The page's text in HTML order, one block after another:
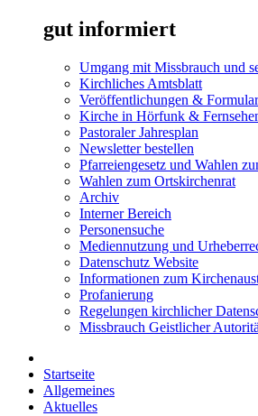
gut informiert
Umgang mit Missbrauch und
Kirchliches Amtsblatt
Veröffentlichungen &
Kirche in Hörfunk &
Pastoraler Jahresplan
Newsletter bestellen
Pfarreiengesetz und Wahlen
Wahlen zum Ortskirchenrat
Archiv
Interner Bereich
Personensuche
Mediennutzung und
Datenschutz Website
Informationen zum
Profanierung
Regelungen kirchlicher
Missbrauch Geistlicher
Startseite
Allgemeines
Aktuelles